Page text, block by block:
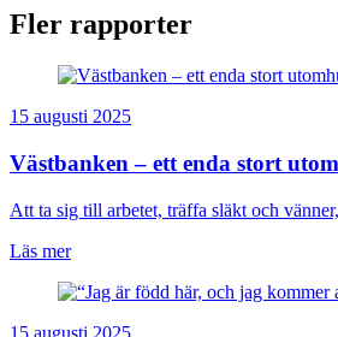
Fler rapporter
15 augusti 2025
Västbanken – ett enda stort
Att ta sig till arbetet, träffa släkt och
Läs mer
15 augusti 2025